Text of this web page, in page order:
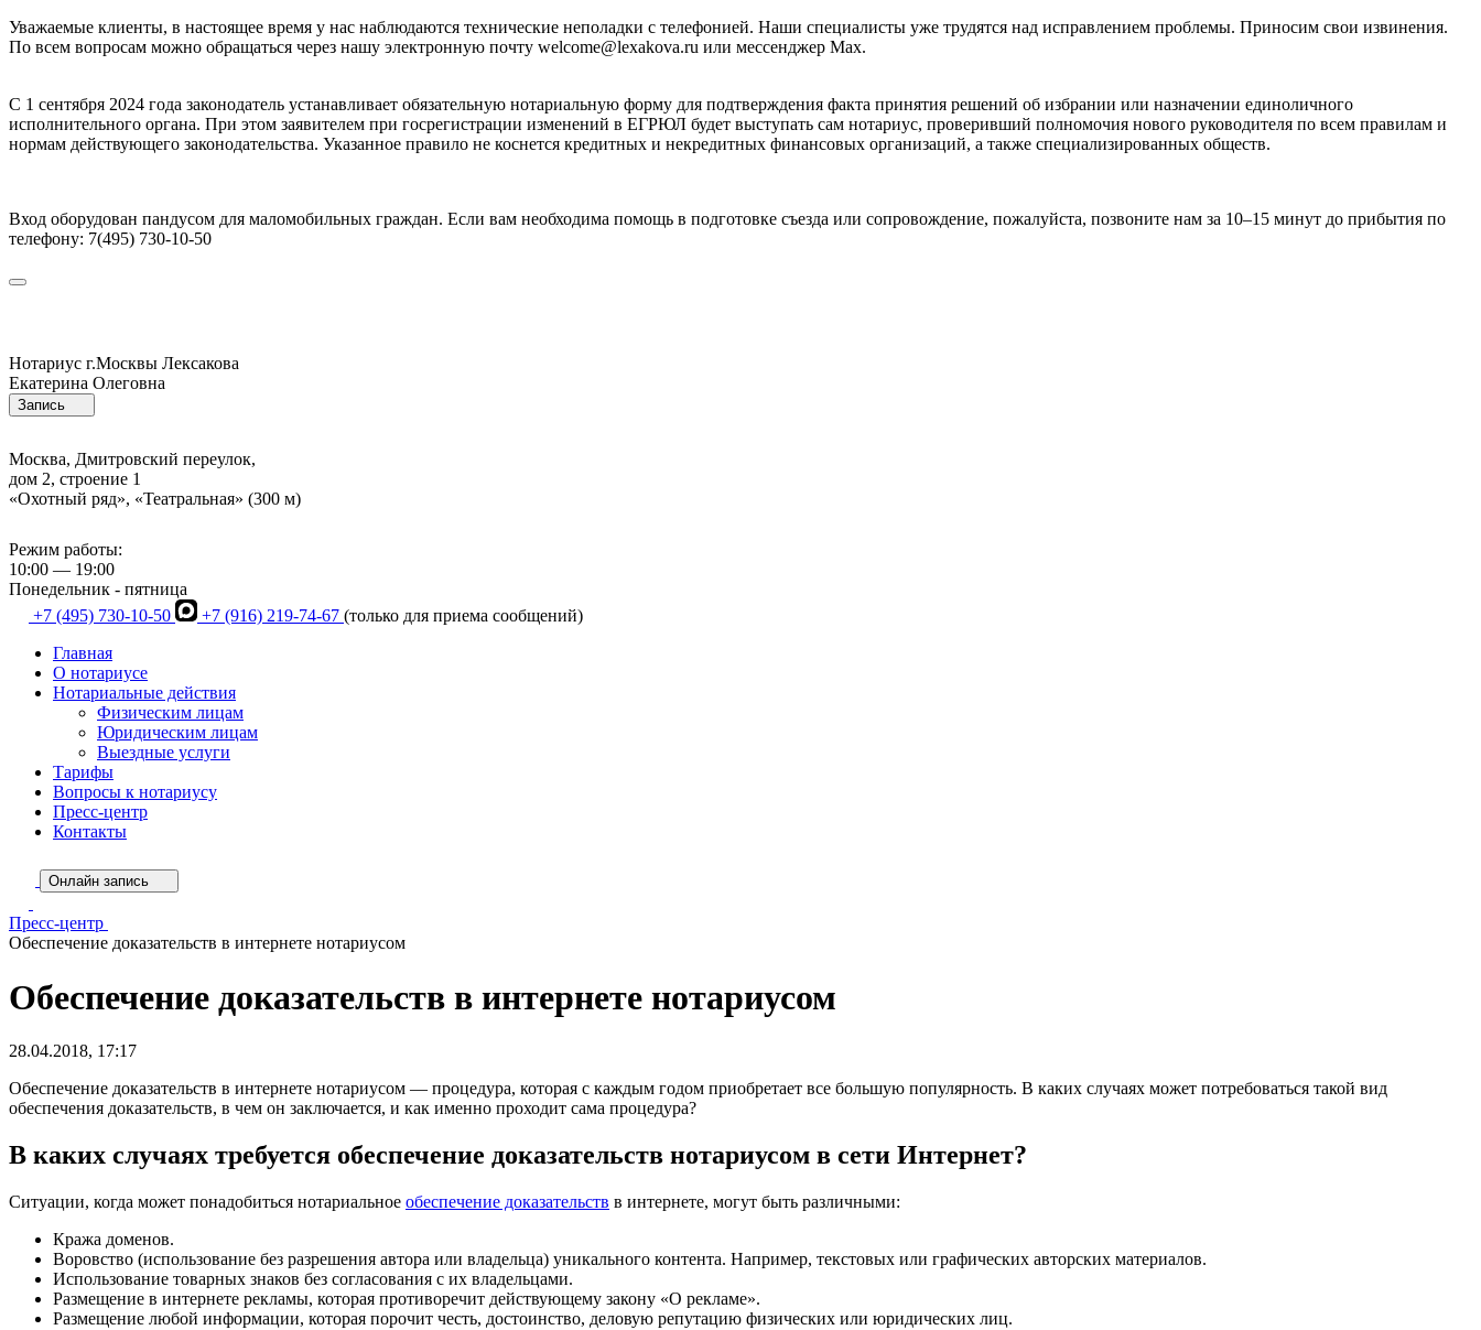
Уважаемые клиенты, в настоящее время у нас наблюдаются технические неполадки с телефонией. Наши специалисты уже трудятся над исправлением проблемы. Приносим свои извинения.
По всем вопросам можно обращаться через нашу электронную почту welcome@lexakova.ru или мессенджер Max.
С 1 сентября 2024 года законодатель устанавливает обязательную нотариальную форму для подтверждения факта принятия решений об избрании или назначении единоличного
исполнительного органа. При этом заявителем при госрегистрации изменений в ЕГРЮЛ будет выступать сам нотариус, проверивший полномочия нового руководителя по всем правилам и
нормам действующего законодательства. Указанное правило не коснется кредитных и некредитных финансовых организаций, а также специализированных обществ.
Вход оборудован пандусом для маломобильных граждан. Если вам необходима помощь в подготовке съезда или сопровождение, пожалуйста, позвоните нам за 10–15 минут до прибытия по
телефону: 7(495) 730-10-50
Нотариус г.Москвы Лексакова
Екатерина Олеговна
Запись
Москва, Дмитровский переулок,
дом 2, строение 1
«Охотный ряд», «Театральная» (300 м)
Режим работы:
10:00 — 19:00
Понедельник - пятница
+7 (495) 730-10-50
+7 (916) 219-74-67 (только для приема сообщений)
Главная
О нотариусе
Нотариальные действия
Физическим лицам
Юридическим лицам
Выездные услуги
Тарифы
Вопросы к нотариусу
Пресс-центр
Контакты
Онлайн запись
Пресс-центр
Обеспечение доказательств в интернете нотариусом
Обеспечение доказательств в интернете нотариусом
28.04.2018, 17:17
Обеспечение доказательств в интернете нотариусом — процедура, которая с каждым годом приобретает все большую популярность. В каких случаях может потребоваться такой вид
обеспечения доказательств, в чем он заключается, и как именно проходит сама процедура?
В каких случаях требуется обеспечение доказательств нотариусом в сети Интернет?
Ситуации, когда может понадобиться нотариальное обеспечение доказательств в интернете, могут быть различными:
Кража доменов.
Воровство (использование без разрешения автора или владельца) уникального контента. Например, текстовых или графических авторских материалов.
Использование товарных знаков без согласования с их владельцами.
Размещение в интернете рекламы, которая противоречит действующему закону «О рекламе».
Размещение любой информации, которая порочит честь, достоинство, деловую репутацию физических или юридических лиц.